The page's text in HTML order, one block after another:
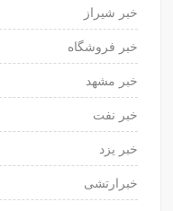
خبر شیراز
خبر فروشگاه
خبر مشهد
خبر نفت
خبر یزد
خبرارتشی